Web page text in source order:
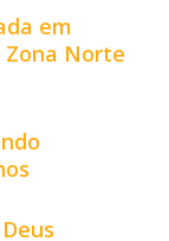
em
Norte